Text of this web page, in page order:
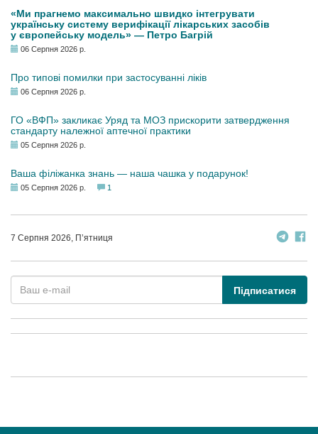
«Ми прагнемо максимально швидко інтегрувати
українську систему верифікації лікарських засобів
у європейську модель» — Петро Багрій
06 Серпня 2026 р.
Про типові помилки при застосуванні ліків
06 Серпня 2026 р.
ГО «ВФП» закликає Уряд та МОЗ прискорити затвердження
стандарту належної аптечної практики
05 Серпня 2026 р.
Ваша філіжанка знань — наша чашка у подарунок!
05 Серпня 2026 р. 1
7 Серпня 2026, П’ятниця
Підписатися